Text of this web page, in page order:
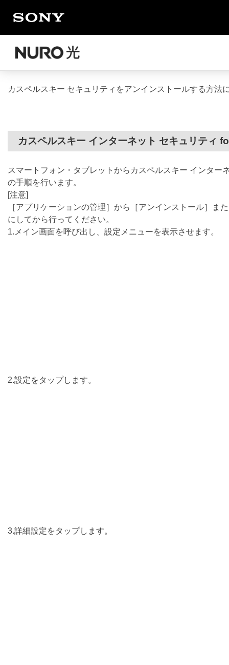
カスペルスキー セキュリティをアンインストールする方法
カスペルスキー インターネット セキュリティ
スマートフォン・タブレットからカスペルスキー インタ
の手順を行います。
[注意]
［アプリケーションの管理］から［アンインストール］
にしてから行ってください。
1.メイン画面を呼び出し、設定メニューを表示させます。
2.設定をタップします。
3.詳細設定をタップします。